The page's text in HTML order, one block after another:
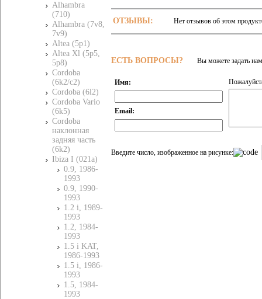
Alhambra
(710)
Alhambra (7v8,
7v9)
Altea (5p1)
Altea Xl (5p5,
5p8)
Cordoba
(6k2/c2)
Cordoba (6l2)
Cordoba Vario
(6k5)
Cordoba
наклонная
задняя часть
(6k2)
Ibiza I (021a)
0.9, 1986-
1993
0.9, 1990-
1993
1.2 i, 1989-
1993
1.2, 1984-
1993
1.5 i KAT,
1986-1993
1.5 i, 1986-
1993
1.5, 1984-
1993
ОТЗЫВЫ: Нет отзывов об этом
ЕСТЬ ВОПРОСЫ? Вы можете задать
Имя:
Email:
Введите число, изображенное на рисунке: